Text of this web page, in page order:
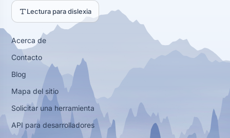
Lectura para dislexia
Acerca de
Contacto
Blog
Mapa del sitio
Solicitar una herramienta
API para desarrolladores